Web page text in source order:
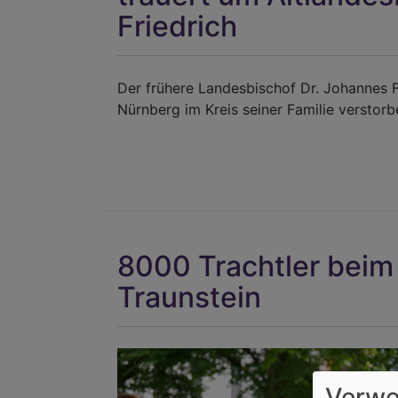
Friedrich
Der frühere Landesbischof Dr.
Nürnberg im Kreis seiner Familie
8000 Trachtler
Traunstein